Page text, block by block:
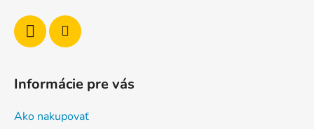
Informácie pre vás
Ako nakupovať